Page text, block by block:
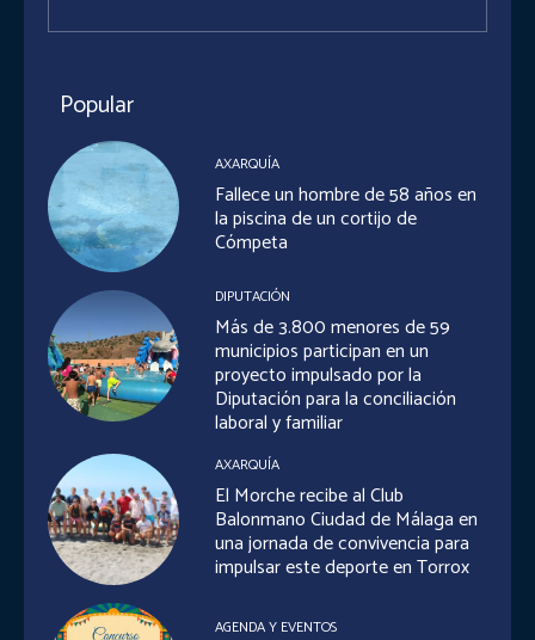
Popular
AXARQUÍA
Fallece un hombre de 58 años en
la piscina de un cortijo de
Cómpeta
DIPUTACIÓN
Más de 3.800 menores de 59
municipios participan en un
proyecto impulsado por la
Diputación para la conciliación
laboral y familiar
AXARQUÍA
El Morche recibe al Club
Balonmano Ciudad de Málaga en
una jornada de convivencia para
impulsar este deporte en Torrox
AGENDA Y EVENTOS